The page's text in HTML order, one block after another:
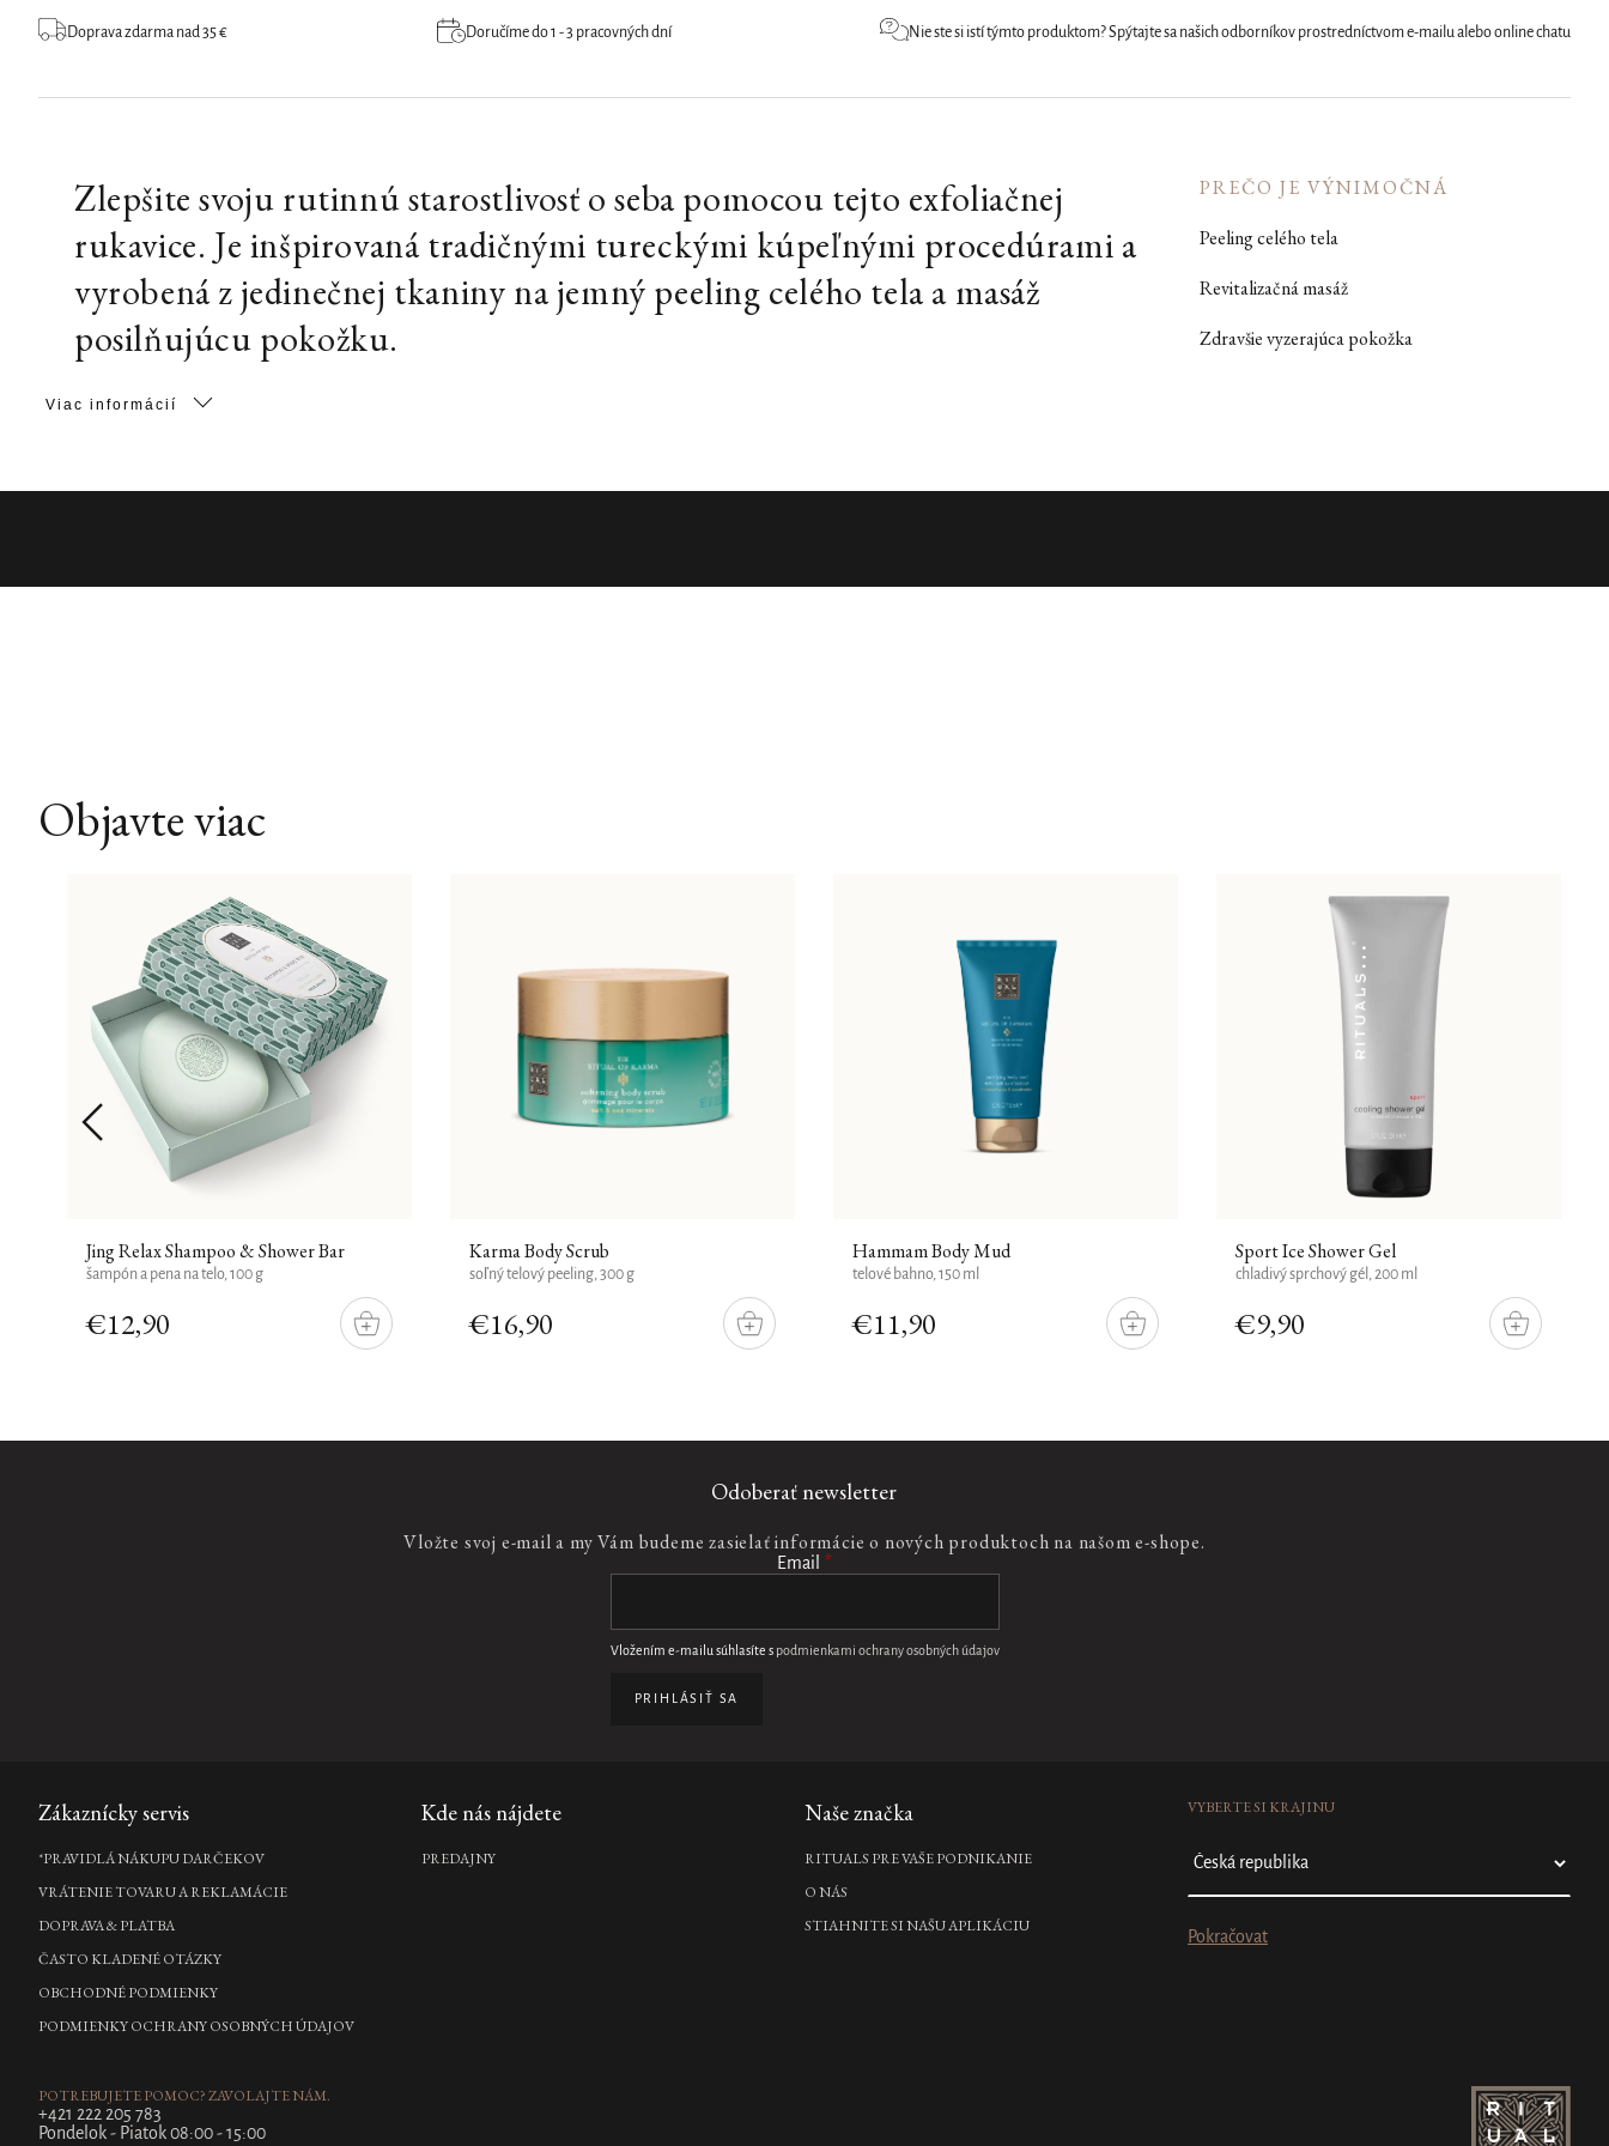
Doprava zdarma nad 35 € Doručíme do 1 - 3 pracovných dní Nie ste si istí týmto produktom? Spýtajte sa našich odborníkov prostredníctvom e-mailu alebo online chatu
Zlepšite svoju rutinnú starostlivosť o seba pomocou tejto exfoliačnej
rukavice. Je inšpirovaná tradičnými tureckými kúpeľnými procedúrami a
vyrobená z jedinečnej tkaniny na jemný peeling celého tela a masáž
posilňujúcu pokožku.
PREČO JE VÝNIMOČNÁ
Peeling celého tela
Revitalizačná masáž
Zdravšie vyzerajúca pokožka
Viac informácií
Objavte viac
Jing Relax Shampoo & Shower Bar
€12,90
DO
KOŠÍKU
šampón a pena na telo, 100 g
Karma Body Scrub
€16,90
DO
KOŠÍKU
soľný telový peeling, 300 g
Hammam Body Mud
€11,90
DO
KOŠÍKU
telové bahno, 150 ml
Sport Ice Shower Gel
€9,90
DO
KOŠÍKU
chladivý sprchový gél, 200 ml
KOŠÍKA
Precious Amber Hand Balm
€15,90
Odoberať newsletter
Vložte svoj e-mail a my Vám budeme zasielať informácie o nových produktoch na našom e-shope.
Email
Vložením e-mailu súhlasíte s podmienkami ochrany osobných údajov
PRIHLÁSIŤ SA
Zápätie
Zákaznícky servis
*PRAVIDLÁ NÁKUPU DARČEKOV
VRÁTENIE TOVARU A REKLAMÁCIE
DOPRAVA & PLATBA
ČASTO KLADENÉ OTÁZKY
OBCHODNÉ PODMIENKY
PODMIENKY OCHRANY OSOBNÝCH ÚDAJOV
Kde nás nájdete
PREDAJNY
Naše značka
RITUALS PRE VAŠE PODNIKANIE
O NÁS
STIAHNITE SI NAŠU APLIKÁCIU
VYBERTE SI KRAJINU
Pokračovat
POTREBUJETE POMOC? ZAVOLAJTE NÁM.
+421 222 205 783
Pondelok - Piatok 08:00 - 15:00